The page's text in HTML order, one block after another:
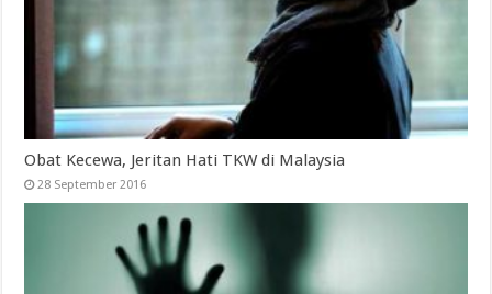
Obat Kecewa, Jeritan Hati TKW di Malaysia
28 September 2016